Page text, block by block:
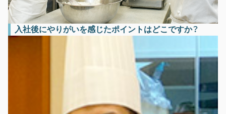
入社後にやりがいを感じたポイントはどこですか？